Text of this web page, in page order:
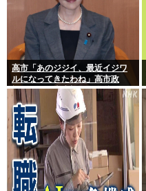
高市「あのジジイ、最近イジワ
ルになってきたわね」高市政
権、ついに麻生切り！嫌儲はど
っちにつくの